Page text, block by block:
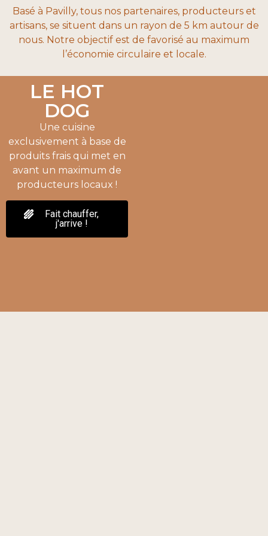
Basé à Pavilly, tous nos partenaires, producteurs et
artisans, se situent dans un rayon de 5 km autour de
nous. Notre objectif est de favorisé au maximum
l’économie circulaire et locale.
LE HOT
DOG
Une cuisine
exclusivement à base de
produits frais qui met en
avant un maximum de
producteurs locaux !
Fait chauffer,
j'arrive !